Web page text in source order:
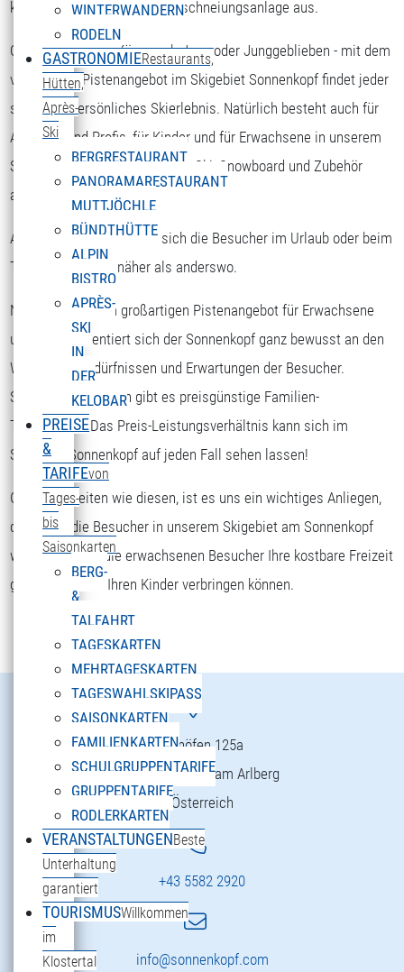
WINTERWANDERN
RODELN
GASTRONOMIERestaurants,
Hütten,
Après-
Ski
BERGRESTAURANT
PANORAMARESTAURANT
MUTTJÖCHLE
BÜNDTHÜTTE
ALPIN
BISTRO
APRÈS-
SKI
IN
DER
KELOBAR
PREISE
&
TARIFEvon
Tages-
bis
Saisonkarten
BERG-
&
TALFAHRT
TAGESKARTEN
MEHRTAGESKARTEN
TAGESWAHLSKIPASS
SAISONKARTEN
FAMILIENKARTEN
SCHULGRUPPENTARIFE
GRUPPENTARIFE
RODLERKARTEN
VERANSTALTUNGENBeste
Unterhaltung
garantiert
TOURISMUSWillkommen
im
Klostertal
kommt nach wie vor ohne Beschneiungsanlage aus.
Ob Anfänger oder Könner, ob Jung oder Junggeblieben - mit dem
vielseitigen Pistenangebot im Skigebiet Sonnenkopf findet jeder
sein ganz persönliches Skierlebnis. Natürlich besteht auch für
Anfänger und Profis, für Kinder und für Erwachsene in unserem
Skigebiet die Möglichkeit, sich Ski, Snowboard und Zubehör
auszuborgen.
Am Sonnenkopf kommen sich die Besucher im Urlaub oder beim
Tagesausflug viel näher als anderswo.
Nicht nur mit dem großartigen Pistenangebot für Erwachsene
und Kinder orientiert sich der Sonnenkopf ganz bewusst an den
Wünschen, Bedürfnissen und Erwartungen der Besucher.
Speziell für Familien gibt es preisgünstige Familien-
Tageskarten. Das Preis-Leistungsverhältnis kann sich im
Skigebiet Sonnenkopf auf jeden Fall sehen lassen!
Gerade in Zeiten wie diesen, ist es uns ein wichtiges Anliegen,
dass sich die Besucher in unserem Skigebiet am Sonnenkopf
wohlfühlen und die erwachsenen Besucher Ihre kostbare Freizeit
gemeinsam mit Ihren Kinder verbringen können.
Danöfen 125a
6754 Klösterle am Arlberg
Österreich
+43 5582 2920
info@sonnenkopf.com
Sprache auswählen
ENGLISH